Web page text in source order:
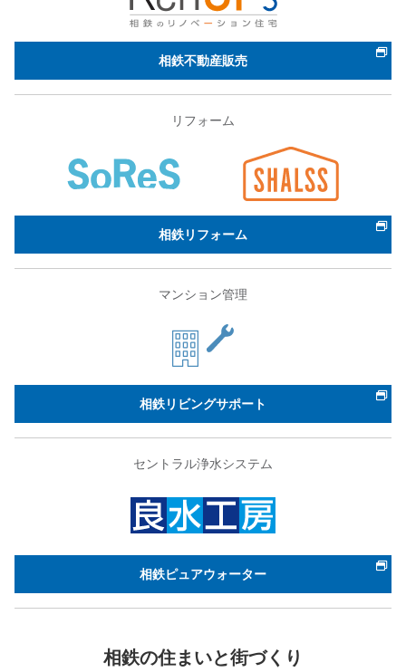
相鉄不動産販売
リフォーム
相鉄リフォーム
マンション管理
相鉄リビングサポート
セントラル浄水システム
相鉄ピュアウォーター
相鉄の住まいと街づくり